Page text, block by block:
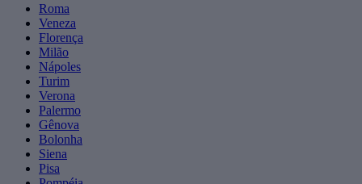
Roma
Veneza
Florença
Milão
Nápoles
Turim
Verona
Palermo
Gênova
Bolonha
Siena
Pisa